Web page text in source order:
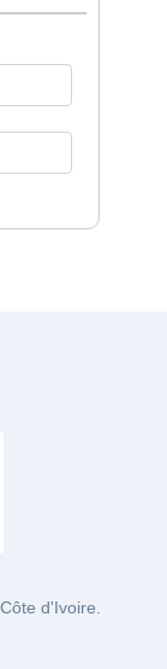
d'Ivoire.